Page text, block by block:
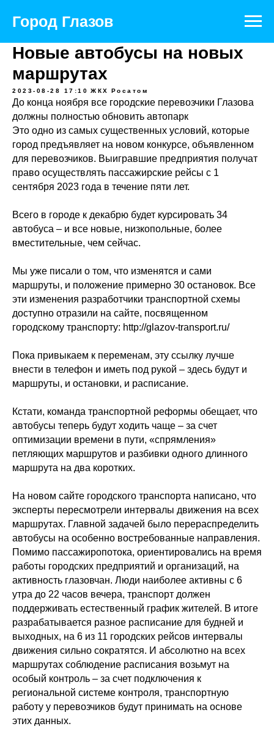
Город Глазов
Новые автобусы на новых
маршрутах
2023-08-28 17:10 ЖКХ Росатом
До конца ноября все городские перевозчики Глазова
должны полностью обновить автопарк
Это одно из самых существенных условий, которые
город предъявляет на новом конкурсе, объявленном
для перевозчиков. Выигравшие предприятия получат
право осуществлять пассажирские рейсы с 1
сентября 2023 года в течение пяти лет.
Всего в городе к декабрю будет курсировать 34
автобуса – и все новые, низкопольные, более
вместительные, чем сейчас.
Мы уже писали о том, что изменятся и сами
маршруты, и положение примерно 30 остановок. Все
эти изменения разработчики транспортной схемы
доступно отразили на сайте, посвященном
городскому транспорту: http://glazov-transport.ru/
Пока привыкаем к переменам, эту ссылку лучше
внести в телефон и иметь под рукой – здесь будут и
маршруты, и остановки, и расписание.
Кстати, команда транспортной реформы обещает, что
автобусы теперь будут ходить чаще – за счет
оптимизации времени в пути, «спрямления»
петляющих маршрутов и разбивки одного длинного
маршрута на два коротких.
На новом сайте городского транспорта написано, что
эксперты пересмотрели интервалы движения на всех
маршрутах. Главной задачей было перераспределить
автобусы на особенно востребованные направления.
Помимо пассажиропотока, ориентировались на время
работы городских предприятий и организаций, на
активность глазовчан. Люди наиболее активны с 6
утра до 22 часов вечера, транспорт должен
поддерживать естественный график жителей. В итоге
разрабатывается разное расписание для будней и
выходных, на 6 из 11 городских рейсов интервалы
движения сильно сократятся. И абсолютно на всех
маршрутах соблюдение расписания возьмут на
особый контроль – за счет подключения к
региональной системе контроля, транспортную
работу у перевозчиков будут принимать на основе
этих данных.